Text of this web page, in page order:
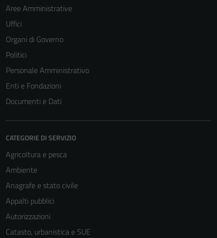
Aree Amministrative
Uffici
Organi di Governo
Politici
Personale Amministrativo
Enti e Fondazioni
Documenti e Dati
CATEGORIE DI SERVIZIO
Agricoltura e pesca
Ambiente
Anagrafe e stato civile
Appalti pubblici
Autorizzazioni
Catasto, urbanistica e SUE